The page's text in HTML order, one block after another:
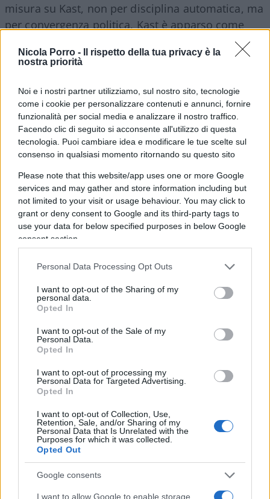
Nicola Porro -
Il rispetto della tua privacy è la
nostra priorità
Noi e i nostri partner utilizziamo, sul nostro sito, tecnologie
come i cookie per personalizzare contenuti e annunci, fornire
funzionalità per social media e analizzare il nostro traffico.
Facendo clic di seguito si acconsente all'utilizzo di questa
tecnologia. Puoi cambiare idea e modificare le tue scelte sul
consenso in qualsiasi momento ritornando su questo sito
Please note that this website/app uses one or more Google
services and may gather and store information including but
not limited to your visit or usage behaviour. You may click to
grant or deny consent to Google and its third-party tags to
use your data for below specified purposes in below Google
consent section.
Personal Data Processing Opt Outs
I want to opt-out of the Sharing of my
personal data.
Opted In
I want to opt-out of the Sale of my
Personal Data.
Opted In
I want to opt-out of processing my
Personal Data for Targeted Advertising.
Opted In
I want to opt-out of Collection, Use,
Retention, Sale, and/or Sharing of my
Personal Data that Is Unrelated with the
Purposes for which it was collected.
Opted Out
Google consents
I want to allow Google to enable storage
misura su Kast, non per disciplina automatica, ma
per convergenza politica. Kast è apparso come
l’unico candidato in grado di unire conservatori,
liberali economici, classi produttive e settori
È stata una vittoria di coalizione sociale, prima
ancora che elettorale: ordine contro caos, crescita
contro assistenzialismo, realismo contro
ideologia.
Il tabù Pinochet
Uno dei meriti politici di Kast è stato quello di
imposto una lettura moralistica e
unidimensionale del periodo diAugusto
Pinochet. Kast ha osato dire ciò che molti cileni
apertamente: il Cile fusalvato da un comunismo
violento ed eterodiretto
trasformato economicamente proprio in quegli
Le riforme liberali introdotte allora – apertura ai
mercati, disciplina fiscale, attrazione di capitali –
sono state la base del cosiddetto miracolo cileno.
Senza quelle fondamenta, il Cile non sarebbe mai